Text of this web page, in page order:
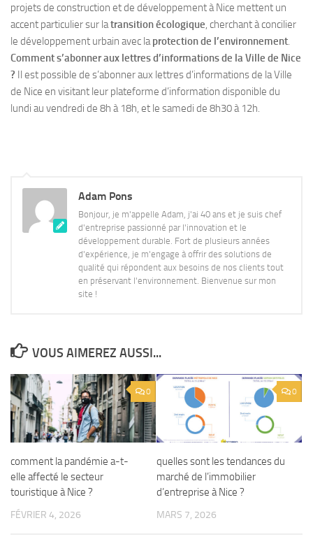
projets de construction et de développement à Nice mettent un
accent particulier sur latransition écologique, cherchant à concilier
le développement urbain avec laprotection de l’environnement.
Comment s’abonner aux lettres d’informations de la Ville de Nice
? Il est possible de s’abonner aux lettres d’informations de la Ville
de Nice en visitant leur plateforme d’information disponible du
lundi au vendredi de 8h à 18h, et le samedi de 8h30 à 12h.
Adam Pons
Bonjour, je m'appelle Adam, j'ai 40 ans et je suis chef
d'entreprise passionné par l'innovation et le
développement durable. Fort de plusieurs années
d'expérience, je m'engage à offrir des solutions de
qualité qui répondent aux besoins de nos clients tout
en préservant l'environnement. Bienvenue sur mon
site !
VOUS AIMEREZ AUSSI...
0
comment la pandémie a-t-
elle affecté le secteur
touristique à Nice ?
FÉVRIER 4, 2026
0
quelles sont les tendances du
marché de l’immobilier
d’entreprise à Nice ?
MARS 7, 2026